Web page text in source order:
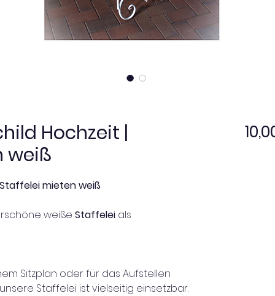
Hochzeit |
weiß
mieten weiß
weiße Staffelei als
Sitzplan oder für das Aufstellen
Staffelei ist vielseitig einsetzbar.